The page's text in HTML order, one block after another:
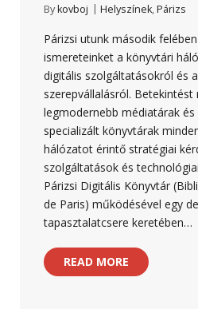
Bykovboj Helyszínek,Párizs
Párizsi utunk második
ismereteinket a könyvtári
digitális szolgáltatásokról és
szerepvállalásról. Betekintést
legmodernebb médiatárak
specializált könyvtárak
hálózatot érintő stratégiai
szolgáltatások és
Párizsi Digitális Könyvtár
de Paris) működésével egy
tapasztalatcsere keretében…
READ MORE